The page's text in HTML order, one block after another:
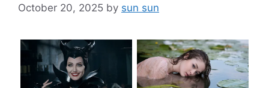
October 20, 2025 by sun sun